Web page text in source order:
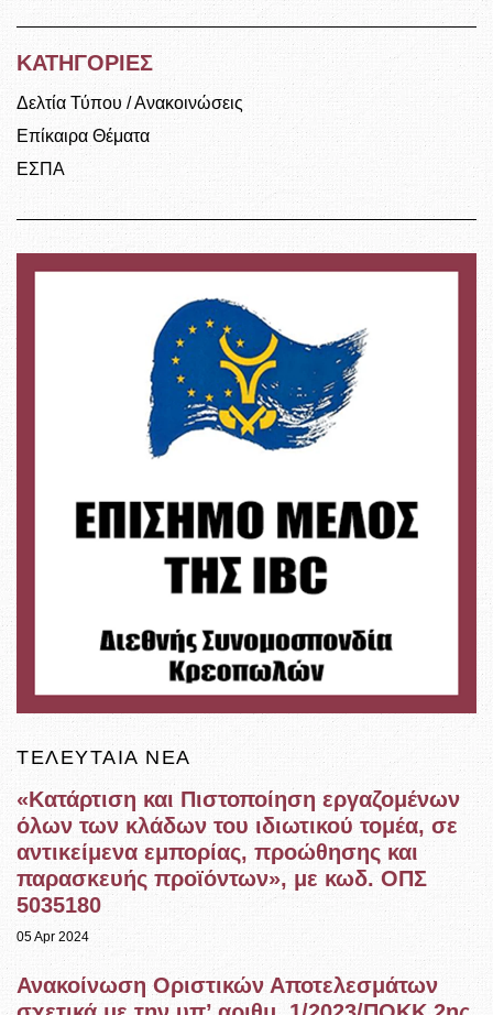
ΚΑΤΗΓΟΡΙΕΣ
Δελτία Τύπου / Ανακοινώσεις
Επίκαιρα Θέματα
ΕΣΠΑ
ΤΕΛΕΥΤΑΊΑ ΝΈΑ
«Κατάρτιση και Πιστοποίηση εργαζομένων
όλων των κλάδων του ιδιωτικού τομέα, σε
αντικείμενα εμπορίας, προώθησης και
παρασκευής προϊόντων», με κωδ. ΟΠΣ
5035180
05 Apr 2024
Ανακοίνωση Οριστικών Αποτελεσμάτων